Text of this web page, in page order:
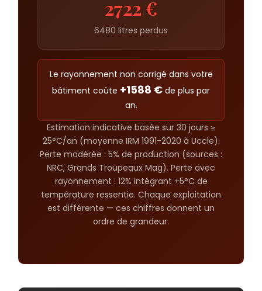
2722 €
6480 litres perdus
Le rayonnement non corrigé dans votre
bâtiment coûte +1588 € de plus par
an.
Estimation indicative basée sur 30 jours ≥
25°C/an (moyenne IRM 1991-2020 à Uccle).
Perte modérée : 5% de production (sources :
NRC, Grands Troupeaux Mag). Perte avec
rayonnement : 12% intégrant +5°C de
température ressentie. Chaque exploitation
est différente — ces chiffres donnent un
ordre de grandeur.